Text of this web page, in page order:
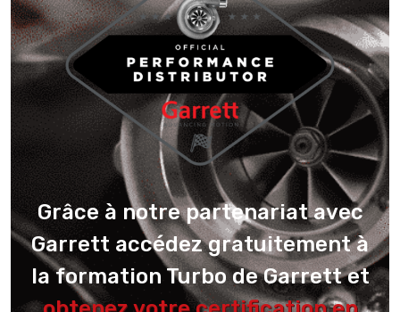
Grâce à notre partenariat avec
Garrett accédez gratuitement à
la formation Turbo de Garrett et